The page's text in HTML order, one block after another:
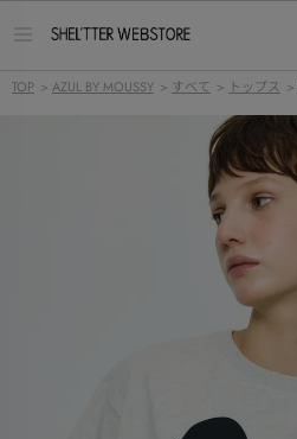
ー
TOP > AZUL BY MOUSSY > すべて > トップス >